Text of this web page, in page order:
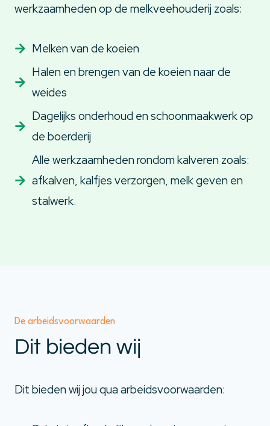
werkzaamheden op de melkveehouderij zoals:
Melken van de koeien
Halen en brengen van de koeien naar de
weides
Dagelijks onderhoud en schoonmaakwerk op
de boerderij
Alle werkzaamheden rondom kalveren zoals:
afkalven, kalfjes verzorgen, melk geven en
stalwerk.
De arbeidsvoorwaarden
Dit bieden wij
Dit bieden wij jou qua arbeidsvoorwaarden: